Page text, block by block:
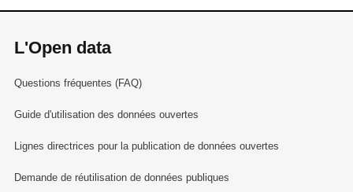
L'Open data
Questions fréquentes (FAQ)
Guide d'utilisation des données ouvertes
Lignes directrices pour la publication de données ouvertes
Demande de réutilisation de données publiques